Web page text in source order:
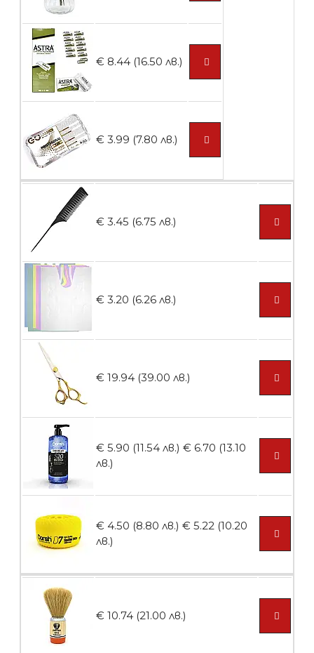
броя
Ваничка за маникюр BMSPA1C
БЕЗПЛАТНО
Пила тип ренде
БЕЗПЛАТНО
Пила тип ренде 2в1
БЕЗПЛАТНО
€ 8.44 (16.50 лв.)
€ 3.99 (7.80 лв.)
€ 3.45 (6.75 лв.)
€ 3.20 (6.26 лв.)
€ 19.94 (39.00 лв.)
€ 5.90 (11.54 лв.) € 6.70 (13.10
лв.)
€ 4.50 (8.80 лв.) € 5.22 (10.20
лв.)
€ 10.74 (21.00 лв.)